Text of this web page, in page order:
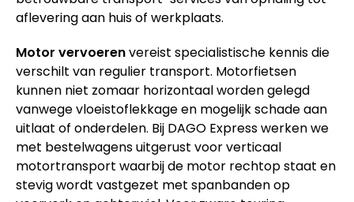
aflevering aan huis of werkplaats.
Motor vervoerenvereist specialistische kennis die
verschilt van regulier transport. Motorfietsen
kunnen niet zomaar horizontaal worden gelegd
vanwege vloeistoflekkage en mogelijk schade aan
uitlaat of onderdelen. Bij DAGO Express werken we
met bestelwagens uitgerust voor verticaal
motortransport waarbij de motor rechtop staat en
stevig wordt vastgezet met spanbanden op